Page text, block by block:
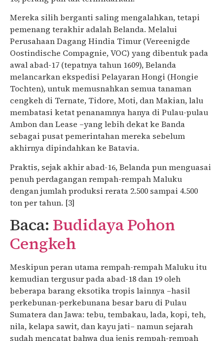
Mereka silih berganti saling mengalahkan, tetapi
pemenang terakhir adalah Belanda. Melalui
Perusahaan Dagang Hindia Timur (Vereenigde
Oostindische Compagnie, VOC) yang dibentuk pada
awal abad-17 (tepatnya tahun 1609), Belanda
melancarkan ekspedisi Pelayaran Hongi (Hongie
Tochten), untuk memusnahkan semua tanaman
cengkeh di Ternate, Tidore, Moti, dan Makian, lalu
membatasi ketat penanamnya hanya di Pulau-pulau
Ambon dan Lease –yang lebih dekat ke Banda
sebagai pusat pemerintahan mereka sebelum
akhirnya dipindahkan ke Batavia.
Praktis, sejak akhir abad-16, Belanda pun menguasai
penuh perdagangan rempah-rempah Maluku
dengan jumlah produksi rerata 2.500 sampai 4.500
ton per tahun. [3]
Baca: Budidaya Pohon
Cengkeh
Meskipun peran utama rempah-rempah Maluku itu
kemudian tergusur pada abad-18 dan 19 oleh
beberapa barang eksotika tropis lainnya –hasil
perkebunan-perkebunana besar baru di Pulau
Sumatera dan Jawa: tebu, tembakau, lada, kopi, teh,
nila, kelapa sawit, dan kayu jati– namun sejarah
sudah mencatat bahwa dua jenis rempah-rempah